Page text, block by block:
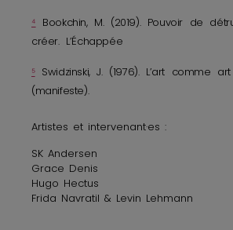
⁴ Bookchin, M. (2019). Pouvoir de
créer. L’Échappée
⁵ Swidzinski, J. (1976). L’art comme
(manifeste).
Artistes et intervenant·es :
SK Andersen
Grace Denis
Hugo Hectus
Frida Navratil & Levin Lehmann